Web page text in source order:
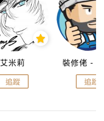
艾米莉
追蹤 追蹤